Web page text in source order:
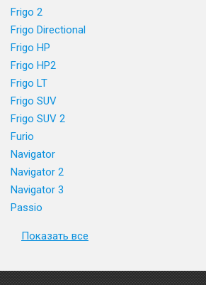
Frigo 2
Frigo Directional
Frigo HP
Frigo HP2
Frigo LT
Frigo SUV
Frigo SUV 2
Furio
Navigator
Navigator 2
Navigator 3
Passio
Показать все